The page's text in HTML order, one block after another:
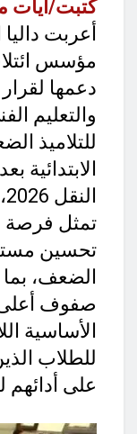
كتبت/آيات
أعربت
مؤسس
دعمها لقرار
والتعليم
للتلاميذ
الابتدائية
تمثل فرصة
تحسين
الضعف،
صفوف أعلى
الأساسية
للطلاب
على أدائهم